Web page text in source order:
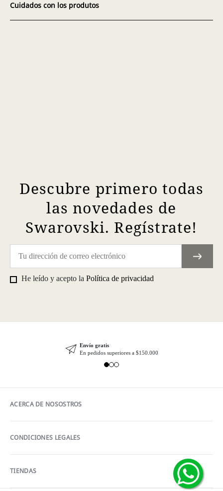
Cuidados con los produtos
Descubre primero todas
las novedades de
Swarovski. Regístrate!
He leído y acepto la Política de privacidad
Envío gratis
En pedidos superiores a $150.000
ACERCA DE NOSOSTROS
CONDICIONES LEGALES
TIENDAS